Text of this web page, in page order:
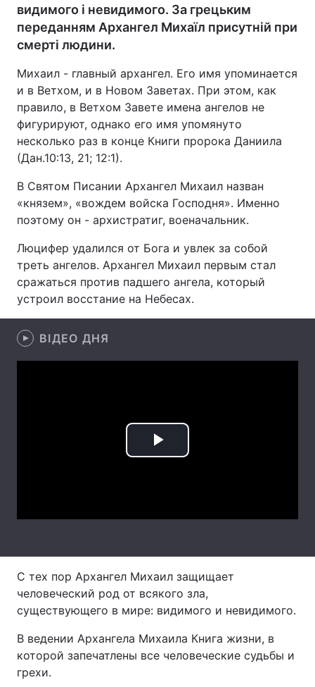
Україна Політика
Економіка Світ
Погода
Інтерв'ю Думки
Архів Вакансії
Контакти
Послуги
видимого і невидимого. За грецьким
переданням Архангел Михаїл присутній при
смерті людини.
Михаил - главный архангел. Его имя упоминается
и в Ветхом, и в Новом Заветах. При этом, как
правило, в Ветхом Завете имена ангелов не
фигурируют, однако его имя упомянуто
несколько раз в конце Книги пророка Даниила
(Дан.10:13, 21; 12:1).
В Святом Писании Архангел Михаил назван
«князем», «вождем войска Господня». Именно
поэтому он - архистратиг, военачальник.
Люцифер удалился от Бога и увлек за собой
треть ангелов. Архангел Михаил первым стал
сражаться против падшего ангела, который
устроил восстание на Небесах.
ВІДЕО ДНЯ
Play
С тех пор Архангел Михаил защищает
человеческий род от всякого зла,
существующего в мире: видимого и невидимого.
В ведении Архангела Михаила Книга жизни, в
которой запечатлены все человеческие судьбы и
грехи.